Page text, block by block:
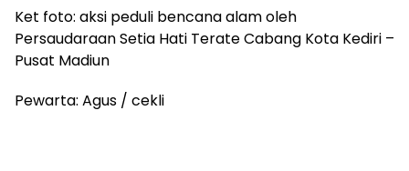
Ket foto: aksi peduli bencana alam oleh
Persaudaraan Setia Hati Terate Cabang Kota Kediri –
Pusat Madiun
Pewarta: Agus / cekli